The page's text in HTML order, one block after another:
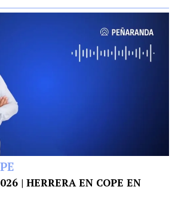
| HERRERA EN COPE EN